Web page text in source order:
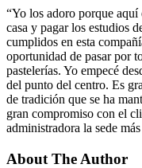
“Yo los adoro porque
casa y pagar los estudios
cumplidos en esta
oportunidad de pasar por
pastelerías. Yo empecé
del punto del centro. Es
de tradición que se ha
gran compromiso con el
administradora la sede
About The Author